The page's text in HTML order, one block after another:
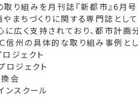
取り組みを月刊誌『新都市』6月
やまちづくりに関する専門誌と
広く支持されており、都市計画
信州の具体的な取り組み事例と
ジェクト
ロジェクト
会
ンスクール